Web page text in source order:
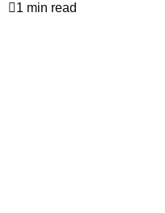
1 min read